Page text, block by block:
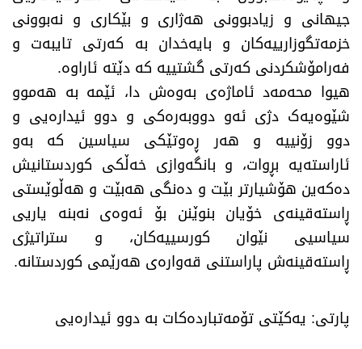
جیهانی و زیادبوونی هەژاری و بێکاری و نەبوونی
خزمەتگوزارییەکان و بایەخدان بە کەرتی تایبەت و
فەرامۆشکردنی کەرتی گشتییە کە دێتە ئاراوە.
هیوا محەمەد ئاماژەی بەوەش دا، ئێمە بە هەموو
شێوەیەک دژی ئەو دووبەرەکی و دوو ئیدارەیی و
دوو زۆنییە و هەر ڕەوتێکی سیاسین کە بەو
ئاراستەیە بڕوات، و بانگەوازی خەڵکی کوردستانیش
دەکەین هۆشیارتر بێت و دەنگی هەبێت و هەڵوێستی
ڕاستەقینەی خۆیان بنوێنن بۆ ئەوەی نەبنە یاریی
سیاسیی نێوان کورسییەکان، و ستراتیژی
ڕاستەقینەش پاراستنی قەوارەی هەرێمی کوردستانە.
​پارتی: یەکێتی تۆمەتباردەکات بە دوو ئیدارەیی